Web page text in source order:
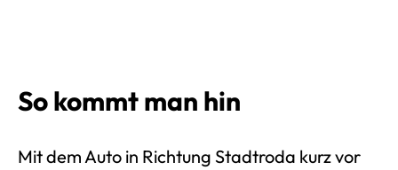
So kommt man hin
Mit dem Auto in Richtung Stadtroda kurz vor